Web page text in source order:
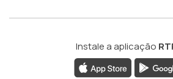
Instale a aplicação